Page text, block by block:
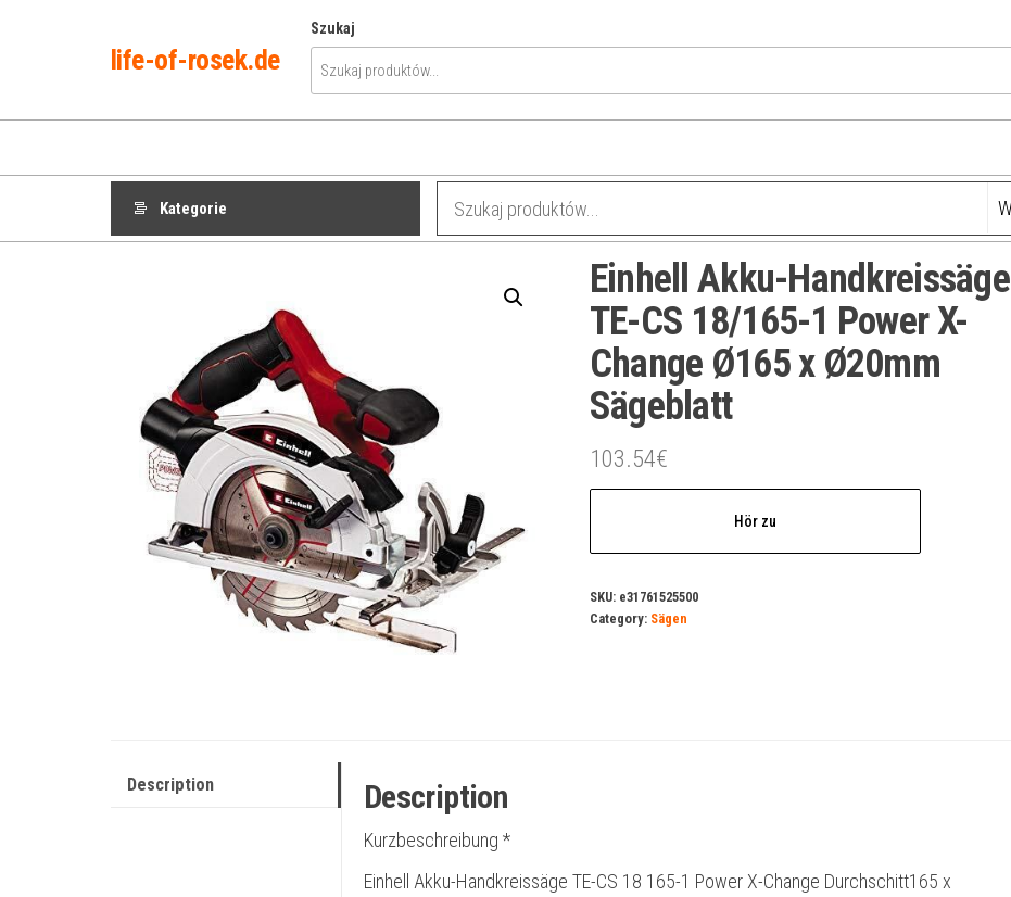
life-of-rosek.de
Szukaj
Kategorie
Einhell Akku-Handkreissäge
TE-CS 18/165-1 Power X-
Change Ø165 x Ø20mm
Sägeblatt
103.54€
Hör zu
SKU: e31761525500
Category: Sägen
Description Description
Kurzbeschreibung *
Einhell Akku-Handkreissäge TE-CS 18 165-1 Power X-Change Durchschitt165 x